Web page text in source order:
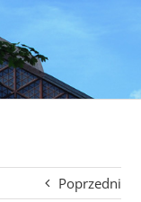
Poprzedni